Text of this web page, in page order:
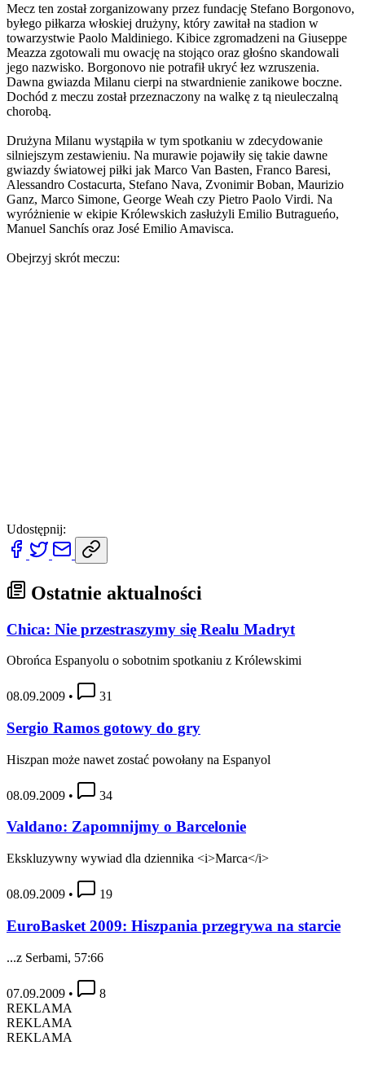
Mecz ten został zorganizowany przez fundację Stefano Borgonovo,
byłego piłkarza włoskiej drużyny, który zawitał na stadion w
towarzystwie Paolo Maldiniego. Kibice zgromadzeni na Giuseppe
Meazza zgotowali mu owację na stojąco oraz głośno skandowali
jego nazwisko. Borgonovo nie potrafił ukryć łez wzruszenia.
Dawna gwiazda Milanu cierpi na stwardnienie zanikowe boczne.
Dochód z meczu został przeznaczony na walkę z tą nieuleczalną
chorobą.
Drużyna Milanu wystąpiła w tym spotkaniu w zdecydowanie
silniejszym zestawieniu. Na murawie pojawiły się takie dawne
gwiazdy światowej piłki jak Marco Van Basten, Franco Baresi,
Alessandro Costacurta, Stefano Nava, Zvonimir Boban, Maurizio
Ganz, Marco Simone, George Weah czy Pietro Paolo Virdi. Na
wyróżnienie w ekipie Królewskich zasłużyli Emilio Butragueńo,
Manuel Sanchís oraz José Emilio Amavisca.
Obejrzyj skrót meczu:
Udostępnij:
Ostatnie aktualności
Chica: Nie przestraszymy się Realu Madryt
Obrońca Espanyolu o sobotnim spotkaniu z Królewskimi
08.09.2009 • 31
Sergio Ramos gotowy do gry
Hiszpan może nawet zostać powołany na Espanyol
08.09.2009 • 34
Valdano: Zapomnijmy o Barcelonie
Ekskluzywny wywiad dla dziennika <i>Marca</i>
08.09.2009 • 19
EuroBasket 2009: Hiszpania przegrywa na starcie
...z Serbami, 57:66
07.09.2009 •
8
REKLAMA
REKLAMA
REKLAMA